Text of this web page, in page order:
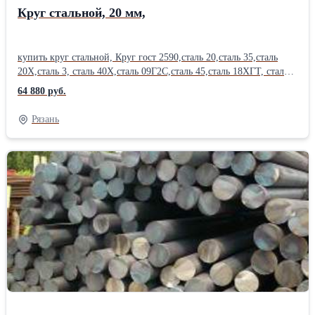
Круг стальной, 20 мм,
купить круг стальной, Круг гост 2590,сталь 20,сталь 35,сталь
20Х,сталь 3, сталь 40Х,сталь 09Г2С,сталь 45,сталь 18ХГТ, сталь
30ХГСА. Отгрузка по электронным весам. Постоянное наличие
на складах. Вес круга, уточняйте у менеджера. Диаметр круга,
сталь 20, от 12 мм до 350 мм , длина до 6 м, круг цена. Резка
круга, в размер, с высокой точностью , пакетная резка на станках
ЧПУ, отгрузка части круга, изготовление заготовок. Также в
наличии стальная арматура, арматура а3, арматура а1, полоса ,
квадрат , круглая труба, профильные трубы , лист стальной ,
оцинковка, швеллер , уголок, балка, двутавр, шестигранник .
Отгрузка по весам. Сертификат на металл. Есть склады в 38
городах России. Металл можно купить сегодня , в розницу, от 1
штуки. Работаем с организациями и частными лицами.
Возможна доставка . 12; 14; 16; 18; 20; 22; 25; 26; 28; 30; 32; 34;
36; 38; 40; 42; 45; 48; 50; 52; 54; 56; 60; 65; 70; 75; 80; 85; 90; 95;
100; 110; 120; 130; 140; 150; 160; 170; 180; 190; 200; 210; 230;
240; 260; 270; 280; 300; 320; 340; 350;Производитель: Северсталь
64 880 руб.
Рязань